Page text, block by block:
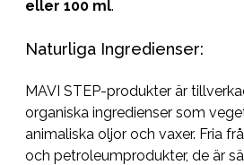
eller 100 ml.
Naturliga Ingredienser:
MAVI STEP-produkter är
organiska ingredienser som
animaliska oljor och vaxer. Fria
och petroleumprodukter, de är